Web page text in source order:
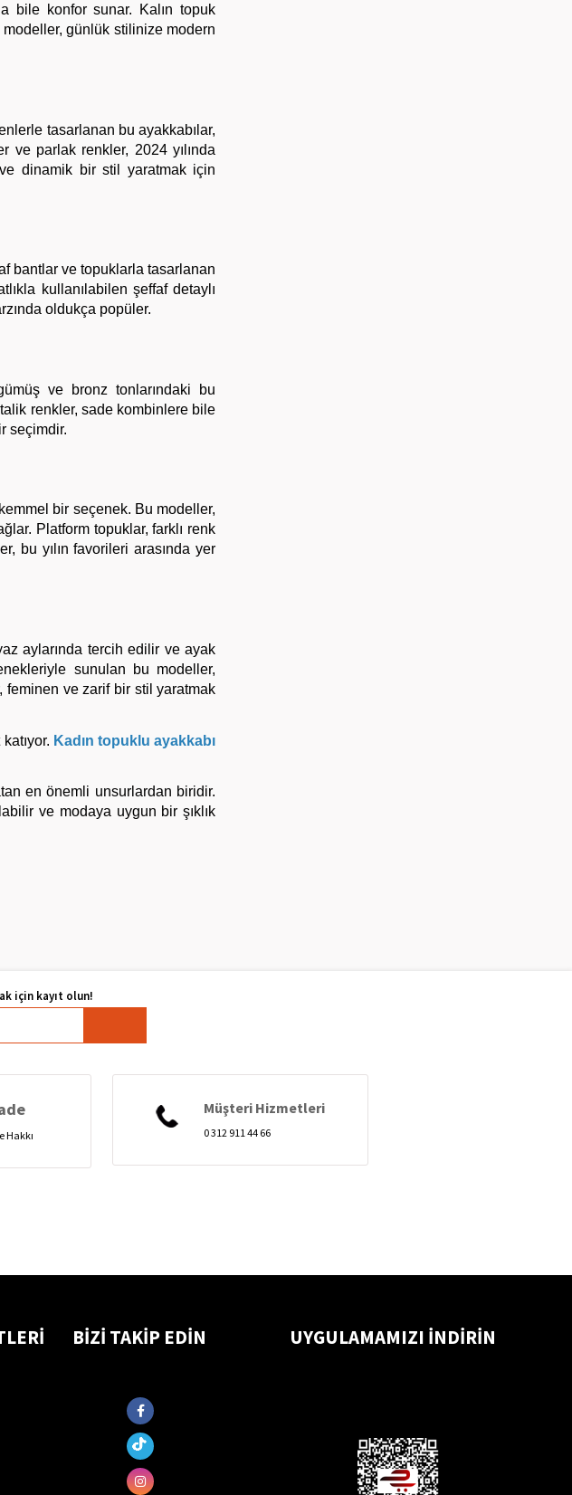
bile konfor sunar. Kalın topuk
günlük stilinize modern
tasarlanan bu ayakkabılar,
ve parlak renkler, 2024 yılında
ve dinamik bir stil yaratmak için
bantlar ve topuklarla tasarlanan
kullanılabilen şeffaf detaylı
oldukça popüler.
ve bronz tonlarındaki bu
renkler, sade kombinlere bile
seçimdir.
bir seçenek. Bu modeller,
Platform topuklar, farklı renk
bu yılın favorileri arasında yer
aylarında tercih edilir ve ayak
sunulan bu modeller,
feminen ve zarif bir stil yaratmak
Kadın topuklu ayakkabı
en önemli unsurlardan biridir.
ve modaya uygun bir şıklık
Hakkı
Müşteri Hizmetleri
0 312 911 44 66
BİZİ TAKİP EDİN UYGULAMAMIZI İNDİRİN